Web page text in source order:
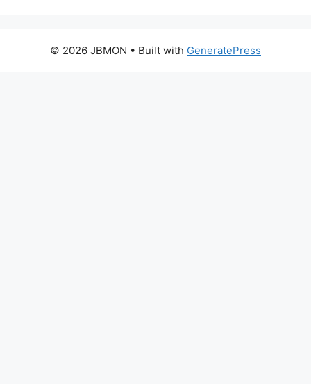
© 2026 JBMON • Built with GeneratePress